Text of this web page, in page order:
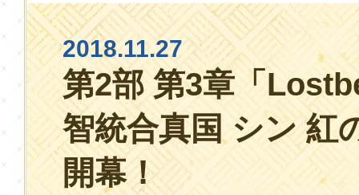
2018.11.27
第2部 第3章「
智統合真国 シン 紅
開幕！